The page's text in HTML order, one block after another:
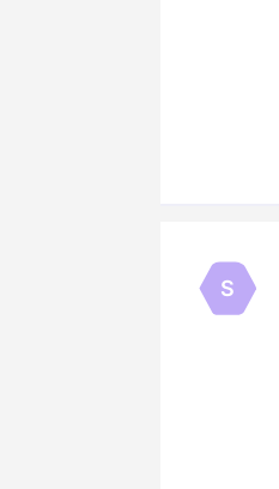
S